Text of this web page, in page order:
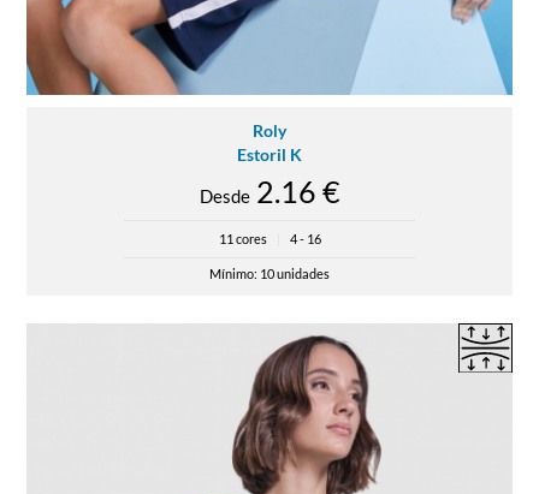
Roly
Estoril K
Desde2.16 €
11 cores 4 - 16
Mínimo: 10 unidades